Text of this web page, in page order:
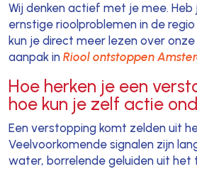
Wij denken actief met je mee.
ernstige rioolproblemen in de
kun je direct meer lezen over
aanpak in Riool ontstoppen
Hoe herken je een
hoe kun je zelf actie
Een verstopping komt zelden uit
Veelvoorkomende signalen zijn
water, borrelende geluiden uit het